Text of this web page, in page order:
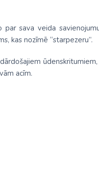
par sava veida
kas nozīmē “starpezeru”.
acīm.